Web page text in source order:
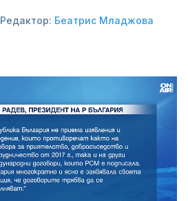
Редактор: Беатрис Младжова